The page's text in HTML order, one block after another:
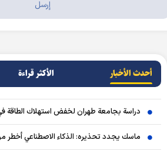
أحدث الأخبار الأکثر قراءة
دراسة بجامعة طهران لخفض استهلاك الطاقة
ماسك يجدد تحذيره: الذكاء الاصطناعي أخطر من